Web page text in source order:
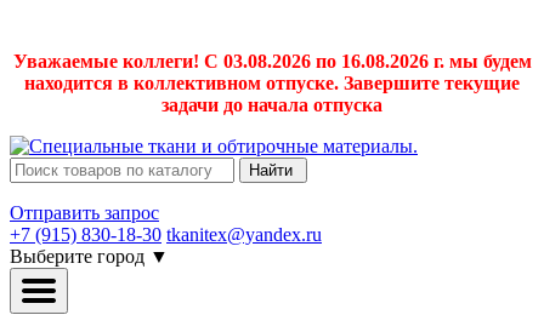
Уважаемые коллеги! С 03.08.2026 по 16.08.2026 г. мы будем
находится в коллективном отпуске. Завершите текущие
задачи до начала отпуска
Найти
Отправить запрос
+7 (915) 830-18-30 tkanitex@yandex.ru
Выберите город ▼